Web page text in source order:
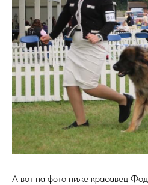
А вот на фото ниже красавец